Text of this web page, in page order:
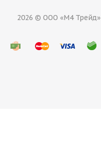
2026 © ООО «М4 Трейд»